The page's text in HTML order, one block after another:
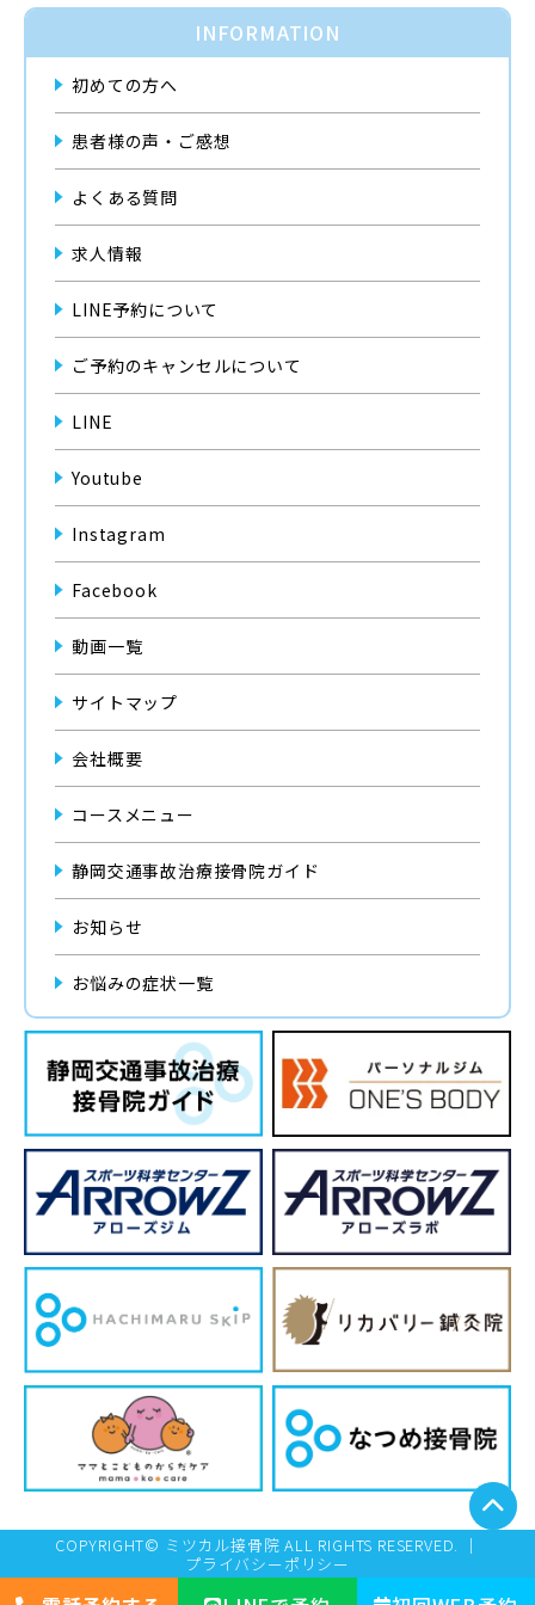
INFORMATION
初めての方へ
患者様の声・ご感想
よくある質問
求人情報
LINE予約について
ご予約のキャンセルについて
LINE
Youtube
Instagram
Facebook
動画一覧
サイトマップ
会社概要
コースメニュー
静岡交通事故治療接骨院ガイド
お知らせ
お悩みの症状一覧
COPYRIGHT© ミツカル接骨院 ALL RIGHTS RESERVED. ｜
プライバシーポリシー